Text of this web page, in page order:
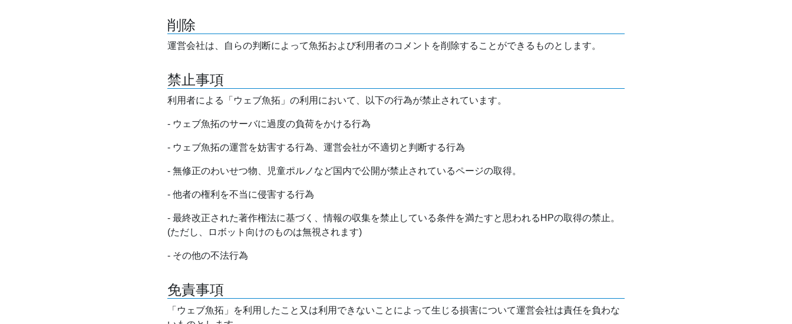
削除
運営会社は、自らの判断によって魚拓および利用者のコメントを削除することができるものとします。
禁止事項
利用者による「ウェブ魚拓」の利用において、以下の行為が禁止されています。
- ウェブ魚拓のサーバに過度の負荷をかける行為
- ウェブ魚拓の運営を妨害する行為、運営会社が不適切と判断する行為
- 無修正のわいせつ物、児童ポルノなど国内で公開が禁止されているページの取得。
- 他者の権利を不当に侵害する行為
- 最終改正された著作権法に基づく、情報の収集を禁止している条件を満たすと思われるHPの取得の禁止。
(ただし、ロボット向けのものは無視されます)
- その他の不法行為
免責事項
「ウェブ魚拓」を利用したこと又は利用できないことによって生じる損害について運営会社は責任を負わな